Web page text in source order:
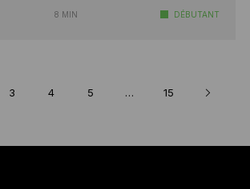
8 MIN DÉBUTANT
3 4 5 … 15